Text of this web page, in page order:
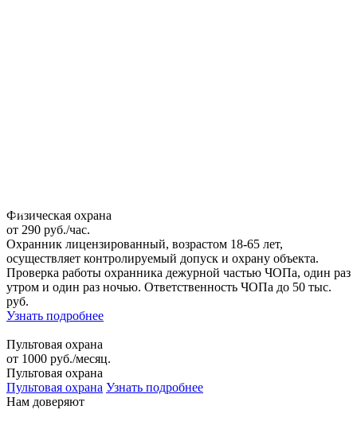
Физическая охрана
от 290 руб./час.
Охранник лицензированный, возрастом 18-65 лет,
осуществляет контролируемый допуск и охрану объекта.
Проверка работы охранника дежурной частью ЧОПа, один раз
утром и один раз ночью. Ответственность ЧОПа до 50 тыс.
руб.
Узнать подробнее
Пультовая охрана
от 1000 руб./месяц.
Пультовая охрана
Пультовая охрана Узнать подробнее
Нам доверяют